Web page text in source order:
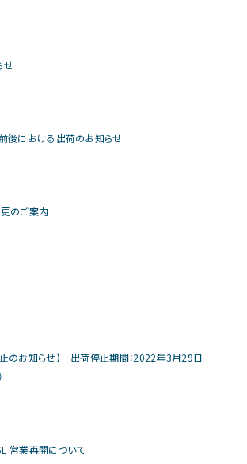
せ
後における出荷のお知らせ
のご案内
のお知らせ】 出荷停止期間：2022年3月29日
営業再開について